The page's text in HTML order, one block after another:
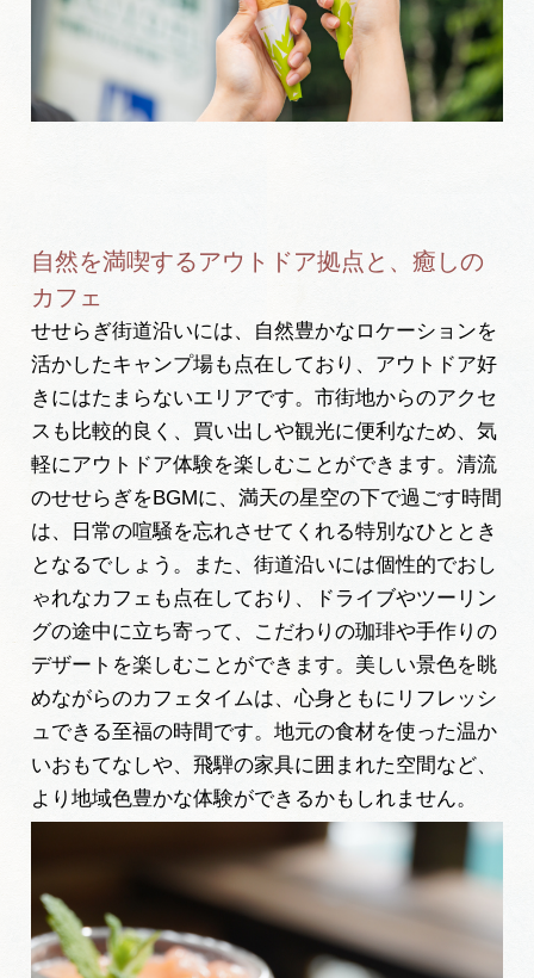
自然を満喫するアウトドア拠点と、癒しの
カフェ
せせらぎ街道沿いには、自然豊かなロケーションを
活かしたキャンプ場も点在しており、アウトドア好
きにはたまらないエリアです。市街地からのアクセ
スも比較的良く、買い出しや観光に便利なため、気
軽にアウトドア体験を楽しむことができます。清流
のせせらぎをBGMに、満天の星空の下で過ごす時間
は、日常の喧騒を忘れさせてくれる特別なひととき
となるでしょう。また、街道沿いには個性的でおし
ゃれなカフェも点在しており、ドライブやツーリン
グの途中に立ち寄って、こだわりの珈琲や手作りの
デザートを楽しむことができます。美しい景色を眺
めながらのカフェタイムは、心身ともにリフレッシ
ュできる至福の時間です。地元の食材を使った温か
いおもてなしや、飛騨の家具に囲まれた空間など、
より地域色豊かな体験ができるかもしれません。